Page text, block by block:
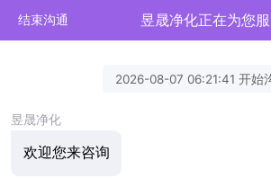
结束沟通 昱晟净化正在为您
2026-08-07 06:21:41 开始
昱晟净化
欢迎您来咨询